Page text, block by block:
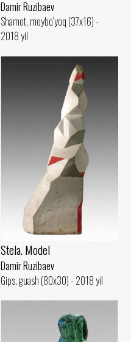
Damir Ruzibaev
Shamot, moybo‘yoq (37x16) -
2018 yil
Stela. Model
Damir Ruzibaev
Gips, guash (80x30) - 2018 yil